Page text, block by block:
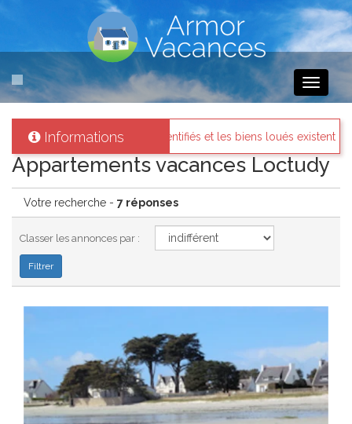
Toggle
Informations
identifiés et les biens loués existent réellement.
Appartements vacances Loctudy
Votre recherche - 7 réponses
Classer les annonces par :